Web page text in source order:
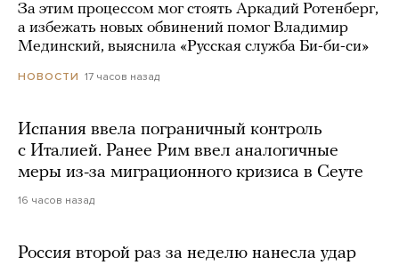
За этим процессом мог стоять Аркадий Ротенберг,
а избежать новых обвинений помог Владимир
Мединский, выяснила «Русская служба Би-би-си»
НОВОСТИ 17 часов назад
Испания ввела пограничный контроль
с Италией. Ранее Рим ввел аналогичные
меры из-за миграционного кризиса в Сеуте
16 часов назад
Россия второй раз за неделю нанесла удар